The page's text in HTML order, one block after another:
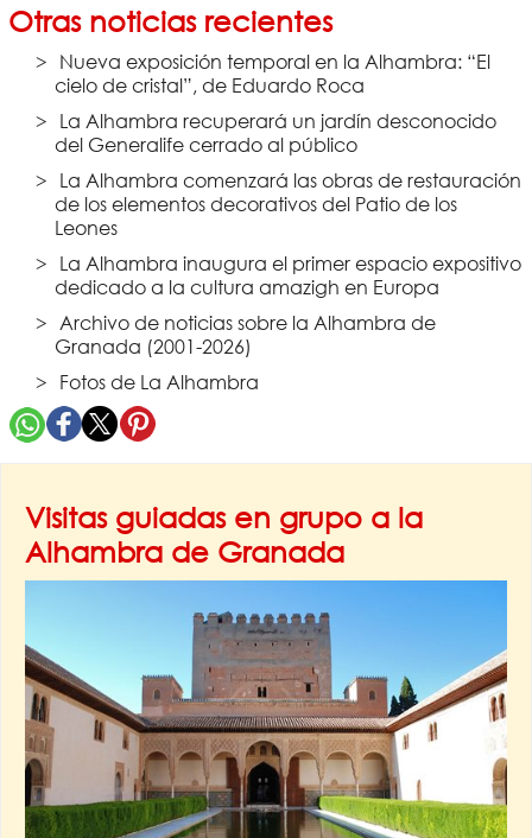
Otras noticias recientes
Nueva exposición temporal en la Alhambra: “El
cielo de cristal”, de Eduardo Roca
La Alhambra recuperará un jardín desconocido
del Generalife cerrado al público
La Alhambra comenzará las obras de restauración
de los elementos decorativos del Patio de los
Leones
La Alhambra inaugura el primer espacio expositivo
dedicado a la cultura amazigh en Europa
Archivo de noticias sobre la Alhambra de
Granada (2001-2026)
Fotos de La Alhambra
Visitas guiadas en grupo a la
Alhambra de Granada